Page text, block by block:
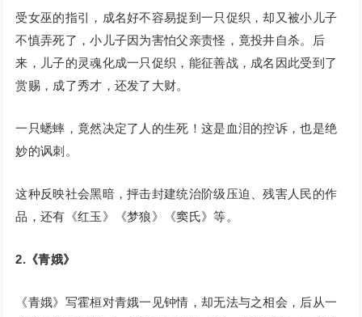
受女巫的指引，成名好不容易捉到一只促织，却又被小儿子
不慎弄死了，小儿子因为害怕父亲责怪，竟投井自杀。后
来，儿子的灵魂化成一只促织，能征善战，成名因此受到了
赏赐，成了秀才，还发了大财。
一只蟋蟀，竟然决定了人的生死！这是血泪的控诉，也是绝
妙的讽刺。
这种反映社会黑暗，抨击封建统治阶级压迫、残害人民的作
品，还有《红玉》《梦狼》《窦氏》等。
2.《青娥》
《青娥》写霍桓对青娥一见钟情，却无法与之相会，后从一